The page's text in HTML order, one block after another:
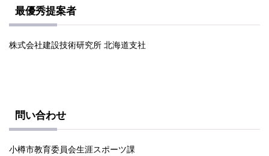
最優秀提案者
株式会社建設技術研究所 北海道支社
問い合わせ
小樽市教育委員会生涯スポーツ課